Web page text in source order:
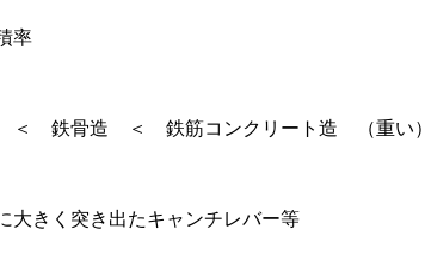
率
＜ 鉄骨造 ＜ 鉄筋コンクリート造 （重い）
きく突き出たキャンチレバー等